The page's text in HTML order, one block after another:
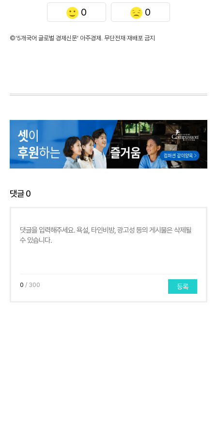
0 0
©'5개국어 글로벌 경제신문' 아주경제. 무단전재·재배포 금지
댓글0
0 / 300 등록